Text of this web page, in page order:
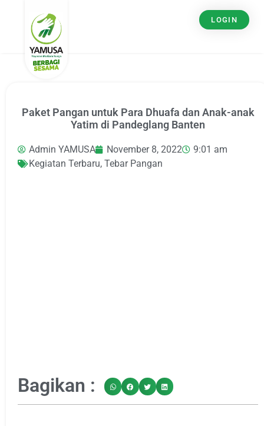
LOGIN
Paket Pangan untuk Para Dhuafa dan Anak-anak
Yatim di Pandeglang Banten
Admin YAMUSA November 8, 2022
9:01 am
Kegiatan Terbaru, Tebar Pangan
Bagikan :